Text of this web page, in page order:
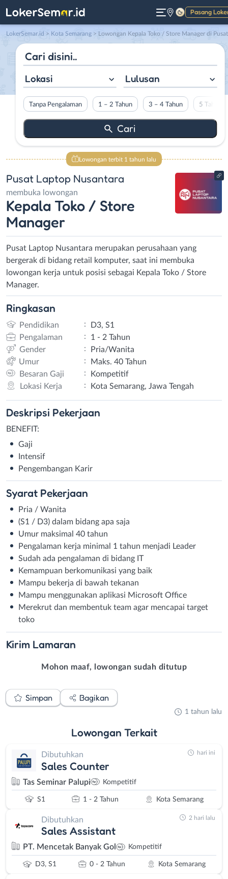
Pasang
Gelap
LokerSemar.id > Kota Semarang > Lowongan Kepala Toko / Store Manager di Pusat Laptop
Lokasi Lulusan
Tanpa Pengalaman 1 – 2 Tahun 3 – 4 Tahun 5 Tahun
Lowongan terbit 1 tahun lalu
Pusat Laptop Nusantara
membuka lowongan
Kepala Toko / Store
Manager
Pusat Laptop Nusantara merupakan perusahaan yang
bergerak di bidang retail komputer, saat ini membuka
lowongan kerja untuk posisi sebagai Kepala Toko / Store
Manager.
Ringkasan
Pendidikan :
D3, S1
Pengalaman
:
1 - 2 Tahun
Gender
:
Pria/Wanita
Umur
:
Maks. 40 Tahun
Besaran Gaji
:
Kompetitif
Lokasi Kerja
: Kota Semarang, Jawa Tengah
Deskripsi Pekerjaan
BENEFIT:
Gaji
Intensif
Pengembangan Karir
Syarat Pekerjaan
Pria / Wanita
(S1 / D3) dalam bidang apa saja
Umur maksimal 40 tahun
Pengalaman kerja minimal 1 tahun menjadi Leader
Sudah ada pengalaman di bidang IT
Kemampuan berkomunikasi yang baik
Mampu bekerja di bawah tekanan
Mampu menggunakan aplikasi Microsoft Office
Merekrut dan membentuk team agar mencapai target
toko
Kirim Lamaran
Mohon maaf, lowongan sudah ditutup
Simpan Bagikan
1 tahun lalu
Lowongan Terkait
Dibutuhkan
Sales Counter
Tas Seminar Palupi Kompetitif
S1 1 - 2 Tahun Kota Semarang
hari ini
Dibutuhkan
Sales Assistant
PT. Mencetak Banyak Gol Kompetitif
D3, S1 0 - 2 Tahun Kota Semarang
2 hari lalu